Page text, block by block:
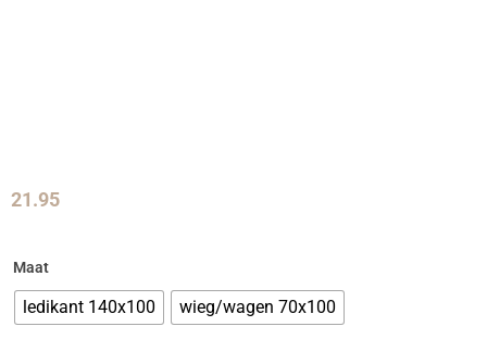
21.95
Maat
ledikant 140x100 wieg/wagen 70x100